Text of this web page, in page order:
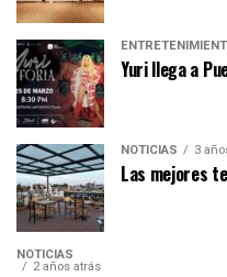
Yuri llega a
NOTICIAS 3
Las mejores
NOTICIAS
2 años atrás